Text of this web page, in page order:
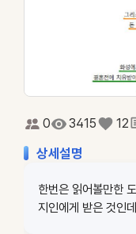
0 3415 12
상세설명
한번은 읽어볼만한
지인에게 받은 것인